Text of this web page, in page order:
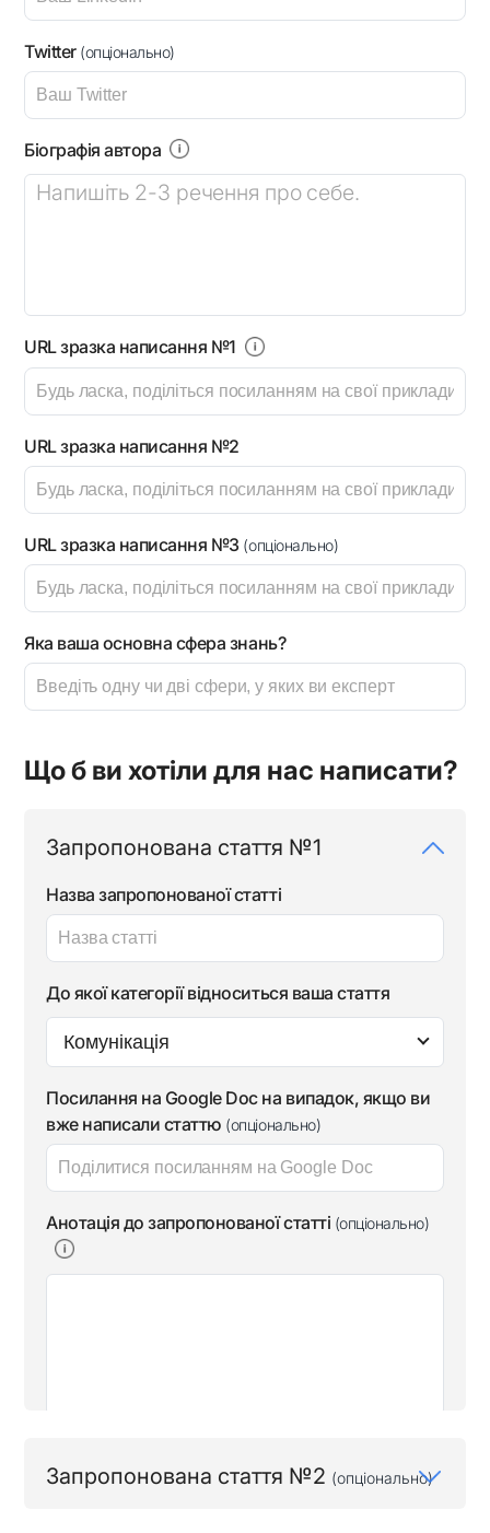
Twitter (опціонально)
Біографія автора
URL зразка написання №1
URL зразка написання №2
URL зразка написання №3 (опціонально)
Яка ваша основна сфера знань?
Що б ви хотіли для нас написати?
Запропонована стаття №1
Назва запропонованої статті
До якої категорії відноситься ваша стаття
Посилання на Google Doc на випадок, якщо ви
вже написали статтю (опціонально)
Анотація до запропонованої статті (опціонально)
Запропонована стаття №2 (опціонально)